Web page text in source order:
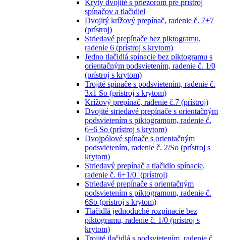
Kryty dvojité s priezorom pre prístroj
spínačov a tlačidiel
Dvojitý krížový prepínač, radenie č. 7+7
(prístroj)
Striedavé prepínače bez piktogramu,
radenie 6 (prístroj s krytom)
Jedno tlačidlá spínacie bez piktogramu s
orientačným podsvietením, radenie č. 1/0
(prístroj s krytom)
Trojité spínače s podsvietením, radenie č.
3x1 So (prístroj s krytom)
Krížový prepínač, radenie č.7 (prístroj)
Dvojité striedavé prepínače s orientačným
podsvietením s piktogramom, radenie č.
6+6 So (prístroj s krytom)
Dvojpólové spínače s orientačným
podsvietením, radenie č. 2/So (prístroj s
krytom)
Striedavý prepínač a tlačidlo spínacie,
radenie č. 6+1/0 (prístroj)
Striedavé prepínače s orientačným
podsvietením s piktogramom, radenie č.
6So (prístroj s krytom)
Tlačidlá jednoduché rozpínacie bez
piktogramu, radenie č. 1/0 (prístroj s
krytom)
Trojité tlačidlá s podsvietením, radenie č.